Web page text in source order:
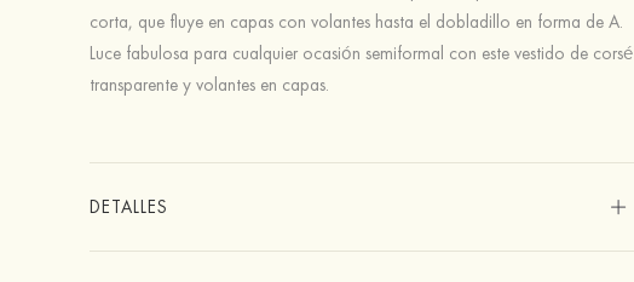
corta, que fluye en capas con volantes hasta el dobladillo en forma de A.
Luce fabulosa para cualquier ocasión semiformal con este vestido de corsé
transparente y volantes en capas.
DETALLES